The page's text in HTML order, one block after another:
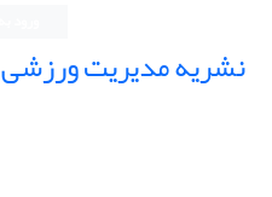
نشریه مدیریت ورزشی